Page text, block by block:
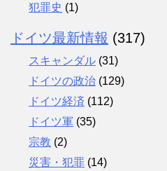
犯罪史 (1)
ドイツ最新情報 (317)
スキャンダル (31)
ドイツの政治 (129)
ドイツ経済 (112)
ドイツ軍 (35)
宗教 (2)
災害・犯罪 (14)